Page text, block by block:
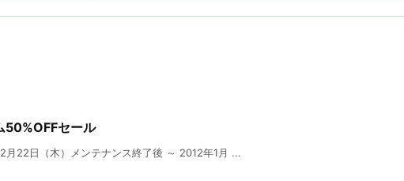
セール
22日（木）メンテナンス終了後 ～ 2012年1月 ...